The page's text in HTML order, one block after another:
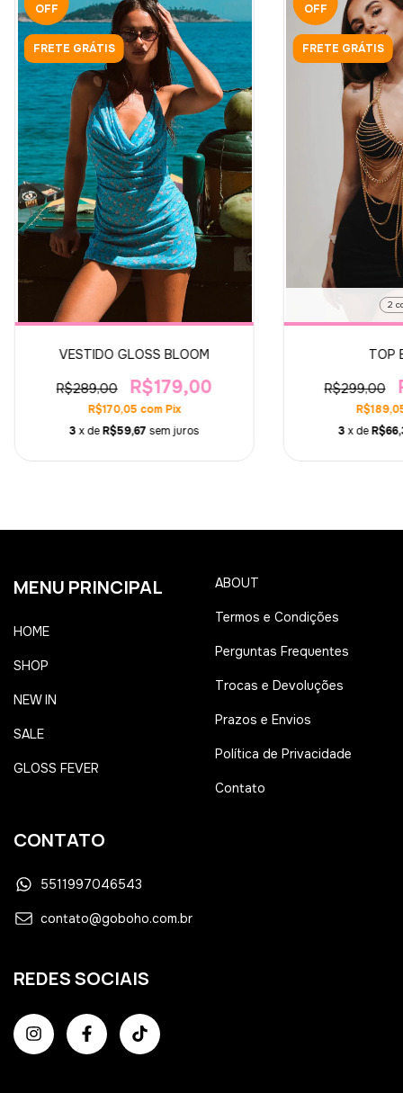
OFF
FRETE GRÁTIS
VESTIDO GLOSS BLOOM
R$289,00 R$179,00
R$170,05 com Pix
3 x deR$59,67 sem juros
OFF
FRETE GRÁTIS
2
TOP
R$299,00
3 x de
MENU PRINCIPAL
HOME
SHOP
NEW IN
SALE
GLOSS FEVER
ABOUT
Termos e Condições
Perguntas Frequentes
Trocas e Devoluções
Prazos e Envios
Política de Privacidade
Contato
CONTATO
5511997046543
contato@goboho.com.br
REDES SOCIAIS